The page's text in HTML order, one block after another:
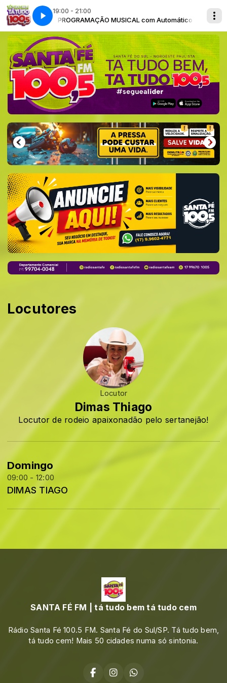
19:00 - 21:00
Automático PROGRAMAÇÃO MUSICAL com Automático
Locutores
Locutor
Dimas Thiago
Locutor de rodeio apaixonadão pelo sertanejão!
Domingo
09:00 - 12:00
DIMAS TIAGO
SANTA FÉ FM | tá tudo bem tá tudo cem
Rádio Santa Fé 100.5 FM. Santa Fé do Sul/SP. Tá tudo bem,
tá tudo cem! Mais 50 cidades numa só sintonia.